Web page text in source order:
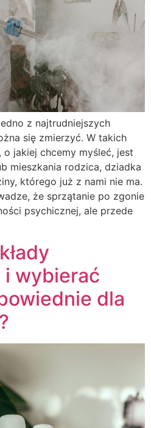
z najtrudniejszych
się zmierzyć. W takich
jakiej chcemy myśleć, jest
mieszkania rodzica, dziadka
którego już z nami nie ma.
że sprzątanie po zgonie
psychicznej, ale przede
wybierać
dla